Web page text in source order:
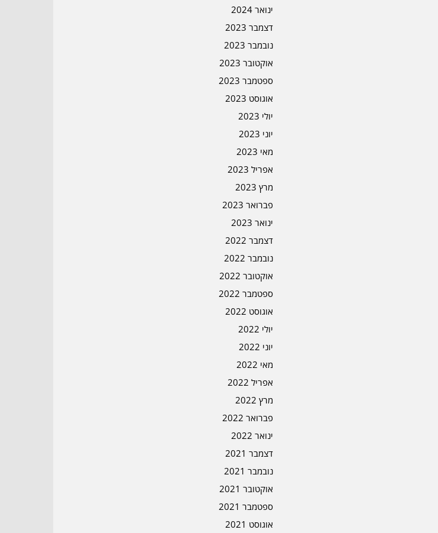
ינואר 2024
דצמבר 2023
נובמבר 2023
אוקטובר 2023
ספטמבר 2023
אוגוסט 2023
יולי 2023
יוני 2023
מאי 2023
אפריל 2023
מרץ 2023
פברואר 2023
ינואר 2023
דצמבר 2022
נובמבר 2022
אוקטובר 2022
ספטמבר 2022
אוגוסט 2022
יולי 2022
יוני 2022
מאי 2022
אפריל 2022
מרץ 2022
פברואר 2022
ינואר 2022
דצמבר 2021
נובמבר 2021
אוקטובר 2021
ספטמבר 2021
אוגוסט 2021